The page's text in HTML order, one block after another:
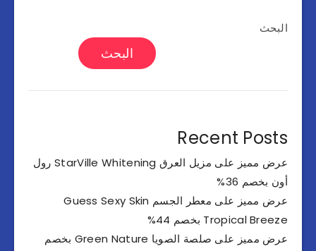
البحث
البحث
Recent Posts
عرض مميز على مزيل العرق StarVille Whitening رول
أون بخصم 36%
عرض مميز على معطر الجسم Guess Sexy Skin
Tropical Breeze بخصم 44%
عرض مميز على صلصة الصويا Green Nature بخصم